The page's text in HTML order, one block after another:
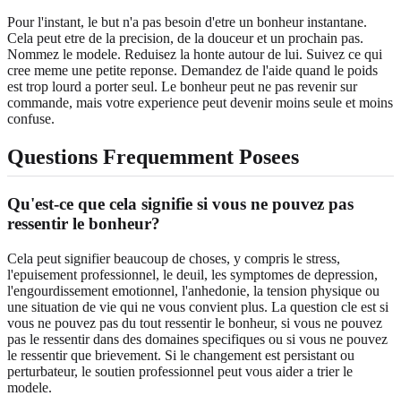
Pour l'instant, le but n'a pas besoin d'etre un bonheur instantane.
Cela peut etre de la precision, de la douceur et un prochain pas.
Nommez le modele. Reduisez la honte autour de lui. Suivez ce qui
cree meme une petite reponse. Demandez de l'aide quand le poids
est trop lourd a porter seul. Le bonheur peut ne pas revenir sur
commande, mais votre experience peut devenir moins seule et moins
confuse.
Questions Frequemment Posees
Qu'est-ce que cela signifie si vous ne pouvez pas
ressentir le bonheur?
Cela peut signifier beaucoup de choses, y compris le stress,
l'epuisement professionnel, le deuil, les symptomes de depression,
l'engourdissement emotionnel, l'anhedonie, la tension physique ou
une situation de vie qui ne vous convient plus. La question cle est si
vous ne pouvez pas du tout ressentir le bonheur, si vous ne pouvez
pas le ressentir dans des domaines specifiques ou si vous ne pouvez
le ressentir que brievement. Si le changement est persistant ou
perturbateur, le soutien professionnel peut vous aider a trier le
modele.